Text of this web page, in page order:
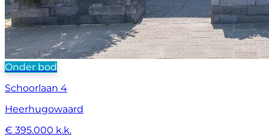
Onder bod
Schoorlaan 4
Heerhugowaard
€ 395.000 k.k.